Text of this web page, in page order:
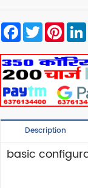
Facebook
Twitter
Description
basic